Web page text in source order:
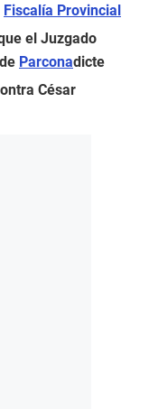
Fiscalía Provincial
el Juzgado
Parconadicte
César